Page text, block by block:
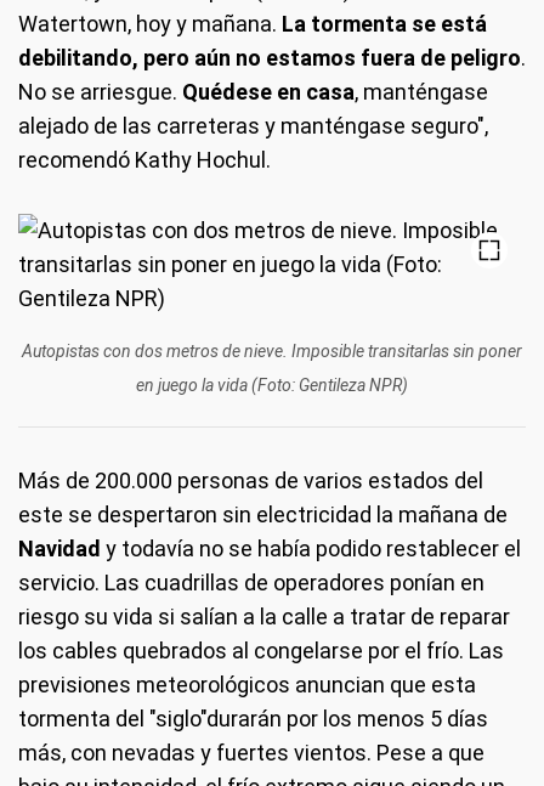
Watertown, hoy y mañana. La tormenta se está
debilitando, pero aún no estamos fuera de peligro.
No se arriesgue. Quédese en casa, manténgase
alejado de las carreteras y manténgase seguro",
recomendó Kathy Hochul.
Autopistas con dos metros de nieve. Imposible transitarlas sin poner
en juego la vida (Foto: Gentileza NPR)
Más de 200.000 personas de varios estados del
este se despertaron sin electricidad la mañana de
Navidad y todavía no se había podido restablecer el
servicio. Las cuadrillas de operadores ponían en
riesgo su vida si salían a la calle a tratar de reparar
los cables quebrados al congelarse por el frío. Las
previsiones meteorológicos anuncian que esta
tormenta del "siglo"durarán por los menos 5 días
más, con nevadas y fuertes vientos. Pese a que